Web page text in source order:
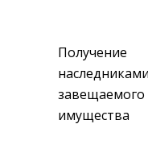
Получение
наследниками
завещаемого
имущества